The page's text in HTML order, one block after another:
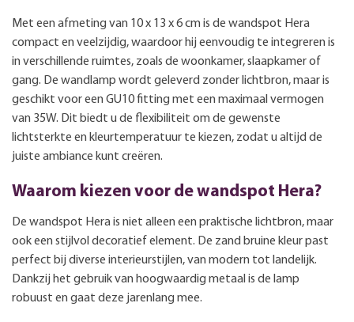
Met een afmeting van 10 x 13 x 6 cm is de wandspot Hera
compact en veelzijdig, waardoor hij eenvoudig te integreren is
in verschillende ruimtes, zoals de woonkamer, slaapkamer of
gang. De wandlamp wordt geleverd zonder lichtbron, maar is
geschikt voor een GU10 fitting met een maximaal vermogen
van 35W. Dit biedt u de flexibiliteit om de gewenste
lichtsterkte en kleurtemperatuur te kiezen, zodat u altijd de
juiste ambiance kunt creëren.
Waarom kiezen voor de wandspot Hera?
De wandspot Hera is niet alleen een praktische lichtbron, maar
ook een stijlvol decoratief element. De zand bruine kleur past
perfect bij diverse interieurstijlen, van modern tot landelijk.
Dankzij het gebruik van hoogwaardig metaal is de lamp
robuust en gaat deze jarenlang mee.